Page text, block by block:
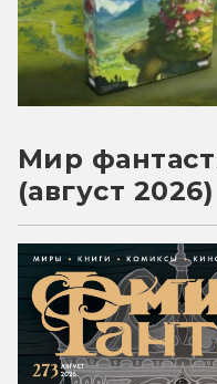
Мир
(август 2026)